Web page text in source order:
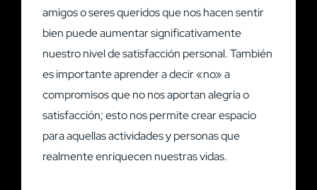
amigos o seres queridos que nos hacen sentir
bien puede aumentar significativamente
nuestro nivel de satisfacción personal. También
es importante aprender a decir «no» a
compromisos que no nos aportan alegría o
satisfacción; esto nos permite crear espacio
para aquellas actividades y personas que
realmente enriquecen nuestras vidas.